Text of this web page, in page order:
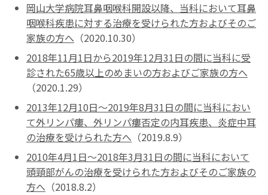
岡山大学病院耳鼻咽喉科開設以降、当科において耳鼻
咽喉科疾患に対する治療を受けられた方およびそのご
家族の方へ （2020.10.30）
2018年11月1日から2019年12月31日の間に当科に受
診された65歳以上のめまいの方およびご家族の方へ
（2020.1.29）
2013年12月10日～2019年8月31日の間に当科におい
て外リンパ瘻、外リンパ瘻否定の内耳疾患、炎症中耳
の治療を受けられた方へ （2019.8.9）
2010年4月1日～2018年3月31日の間に当科において
頭頸部がんの治療を受けられた方およびそのご家族の
方へ （2018.8.2）